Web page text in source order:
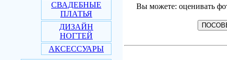
СВАДЕБНЫЕ
ПЛАТЬЯ
ДИЗАЙН
НОГТЕЙ
АКСЕССУАРЫ
Вы можете: оценивать